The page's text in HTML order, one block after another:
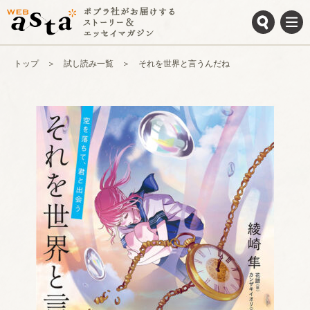
トップ 試し読み一覧 それを世界と言うんだね